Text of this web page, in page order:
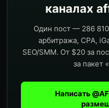
каналах
Один пост — 286
арбитража, CPA,
SEO/SMM. От $20 за
за пакет
Написать